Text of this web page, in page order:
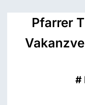
Pfarrer
#